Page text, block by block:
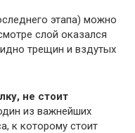
этапа) можно
слой оказался
трещин и вздутых
не стоит
из важнейших
к которому стоит